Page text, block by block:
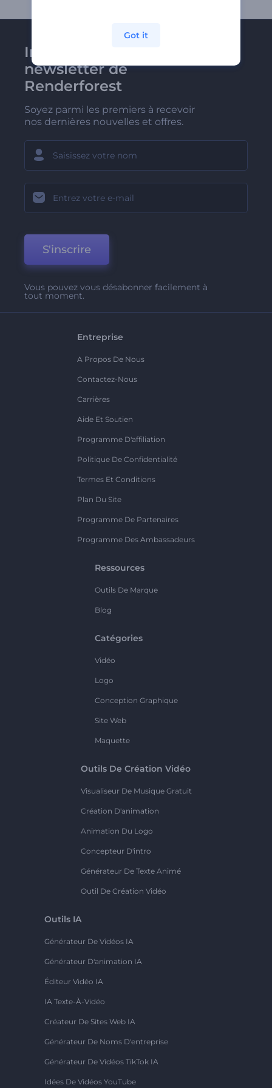
Inscrivez-vous à la
newsletter de
Renderforest
Soyez parmi les premiers à recevoir
nos dernières nouvelles et offres.
S'inscrire
Vous pouvez vous désabonner facilement à
tout moment.
Entreprise
A Propos De Nous
Contactez-Nous
Carrières
Aide Et Soutien
Programme D'affiliation
Politique De Confidentialité
Termes Et Conditions
Plan Du Site
Programme De Partenaires
Programme Des Ambassadeurs
Ressources
Outils De Marque
Blog
Catégories
Vidéo
Logo
Conception Graphique
Site Web
Maquette
Outils De Création Vidéo
Visualiseur De Musique Gratuit
Création D'animation
Animation Du Logo
Concepteur D'intro
Générateur De Texte Animé
Outil De Création Vidéo
Outils IA
Générateur De Vidéos IA
Générateur D'animation IA
Éditeur Vidéo IA
IA Texte-À-Vidéo
Créateur De Sites Web IA
Générateur De Noms D'entreprise
Générateur De Vidéos TikTok IA
Idées De Vidéos YouTube
Got it